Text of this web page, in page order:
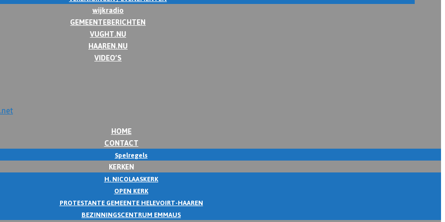
wijkradio
GEMEENTEBERICHTEN
VUGHT.NU
HAAREN.NU
VIDEO’S
HOME
CONTACT
Spelregels
KERKEN
H. NICOLAASKERK
OPEN KERK
PROTESTANTE GEMEENTE HELEVOIRT-HAAREN
BEZINNINGSCENTRUM EMMAUS